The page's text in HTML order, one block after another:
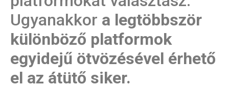
Ugyanakkor a legtöbbször
különböző platformok
egyidejű ötvözésével érhető
el az átütő siker.